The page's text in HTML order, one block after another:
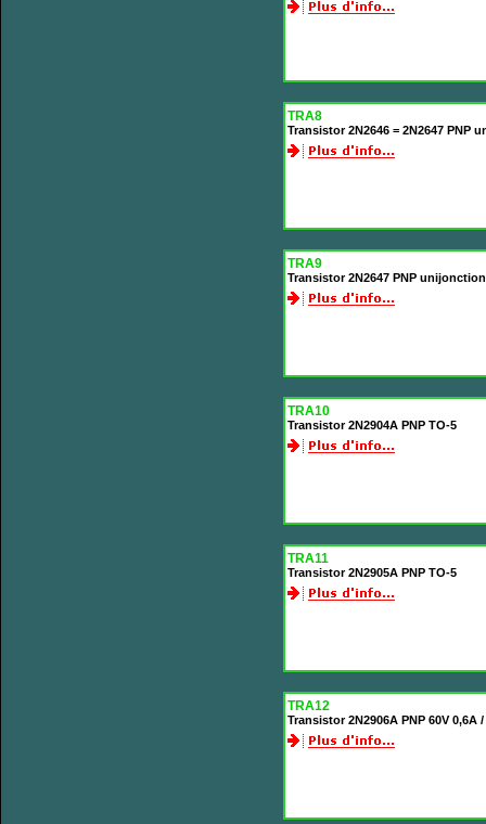
TRA8
Transistor 2N2646 = 2N2647 PNP
TRA9
Transistor 2N2647 PNP
TRA10
Transistor 2N2904A PNP TO-5
TRA11
Transistor 2N2905A PNP TO-5
TRA12
Transistor 2N2906A PNP 60V 0,6A